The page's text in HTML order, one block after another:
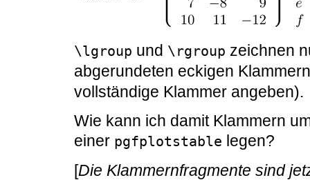
\lgroup und \rgroup zeichnen
abgerundeten eckigen
vollständige Klammer angeben).
Wie kann ich damit Klammern
einer pgfplotstable legen?
[Die Klammernfragmente sind